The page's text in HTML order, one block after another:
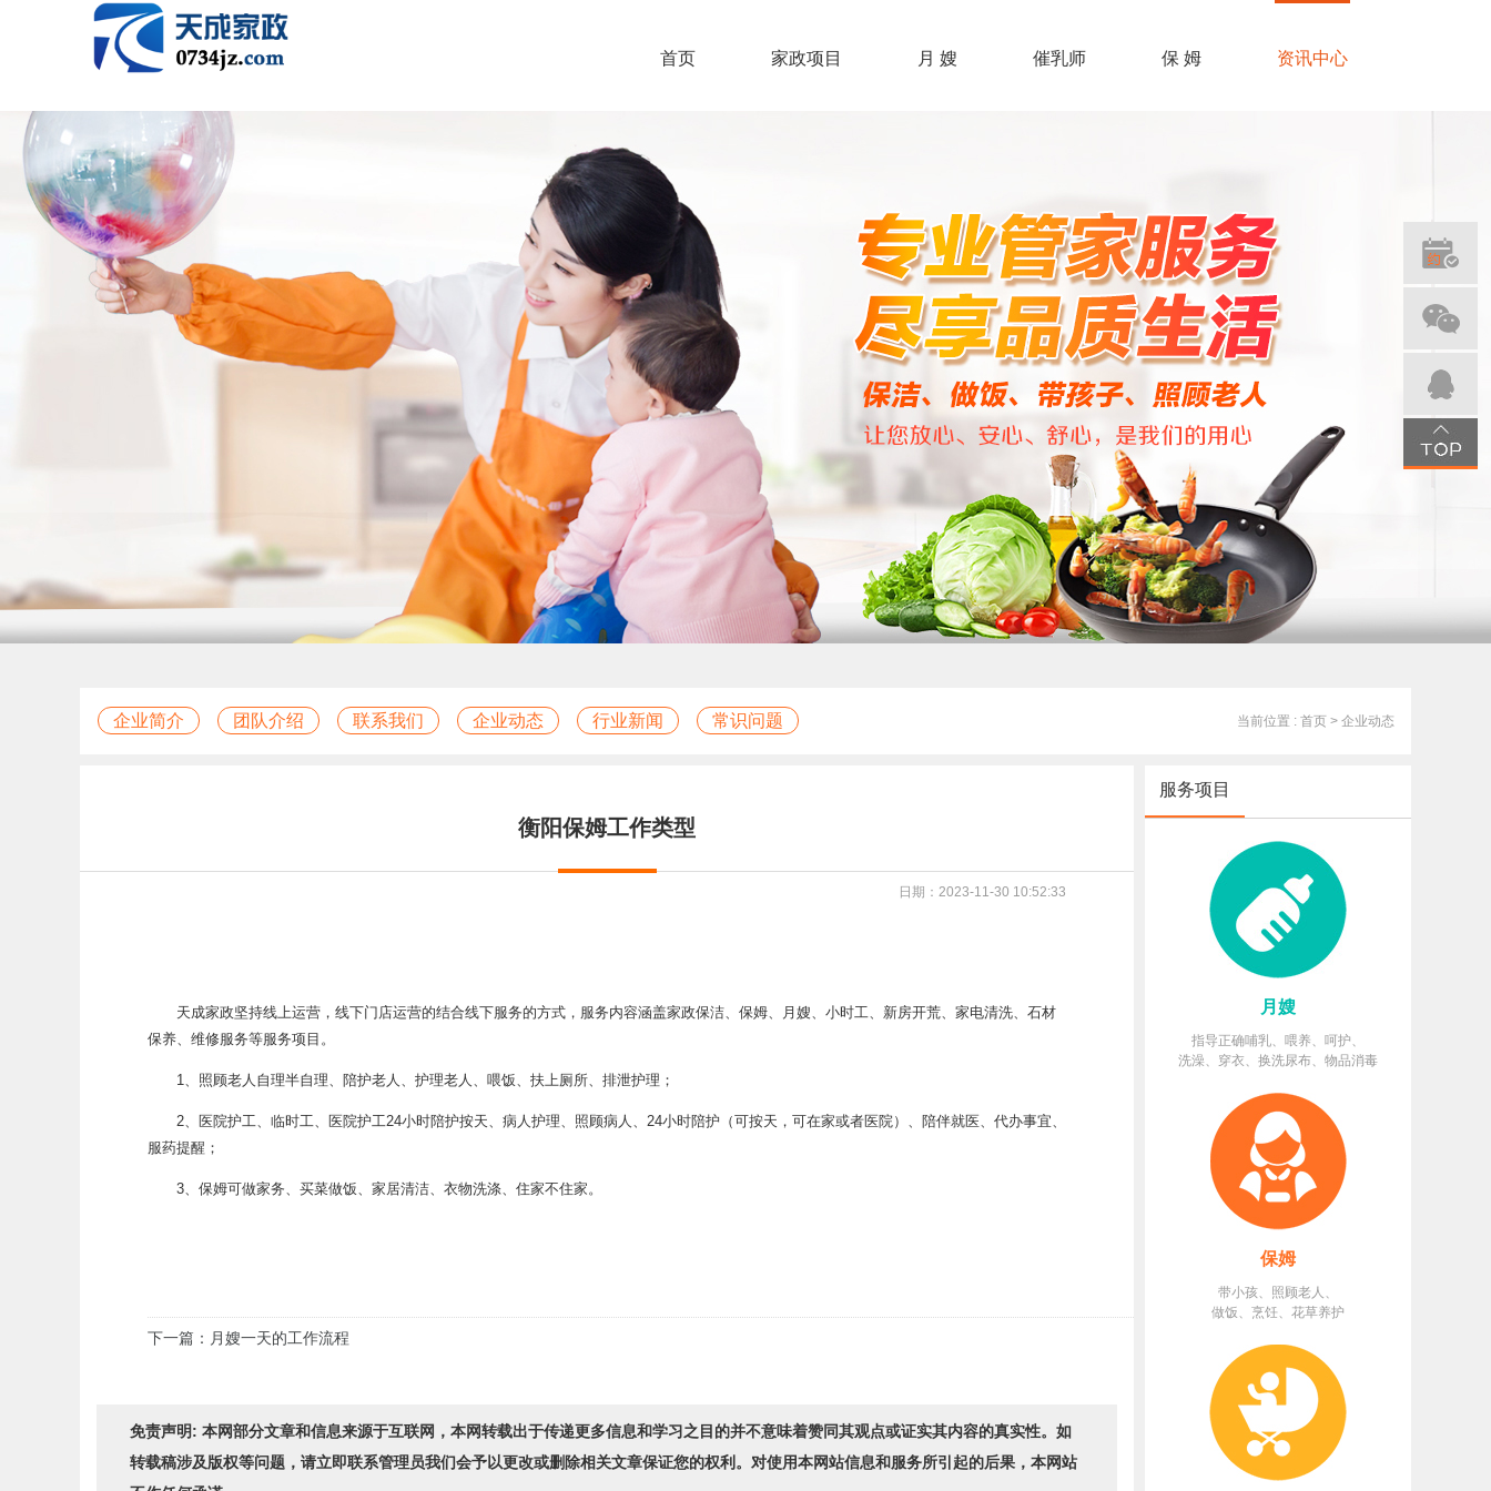
首页 家政项目 月 嫂 催乳师 保 姆 资讯中心
企业简介 团队介绍 联系我们 企业动态 行业新闻 常识问题 当前位置 : 首页 > 企业动态
衡阳保姆工作类型
日期：2023-11-30 10:52:33
天成家政坚持线上运营，线下门店运营的结合线下服务的方式，服务内容涵盖家政保洁、保姆、月嫂、小时工、新房开荒、家电清洗、石材
保养、维修服务等服务项目。
1、照顾老人自理半自理、陪护老人、护理老人、喂饭、扶上厕所、排泄护理；
2、医院护工、临时工、医院护工24小时陪护按天、病人护理、照顾病人、24小时陪护（可按天，可在家或者医院）、陪伴就医、代办事宜、
服药提醒；
3、保姆可做家务、买菜做饭、家居清洁、衣物洗涤、住家不住家。
下一篇：月嫂一天的工作流程
免责声明: 本网部分文章和信息来源于互联网，本网转载出于传递更多信息和学习之目的并不意味着赞同其观点或证实其内容的真实性。如
转载稿涉及版权等问题，请立即联系管理员我们会予以更改或删除相关文章保证您的权利。对使用本网站信息和服务所引起的后果，本网站
服务项目
月嫂
指导正确哺乳、喂养、呵护、
洗澡、穿衣、换洗尿布、物品消毒
保姆
带小孩、照顾老人、
做饭、烹饪、花草养护